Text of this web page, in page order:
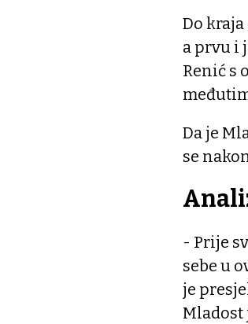
Do
a prvu i
Renić s
Da je
se
- Prije
sebe u
je
Mladost